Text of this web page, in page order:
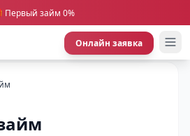
Первый займ 0%
Онлайн заявка